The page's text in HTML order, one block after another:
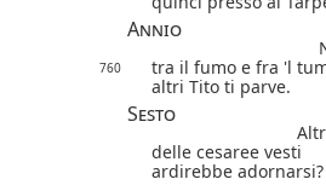
Annio
760 tra il fumo e fra 'l
altri Tito ti parve.
Sesto
delle cesaree vesti
ardirebbe